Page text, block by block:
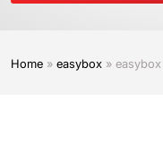
Home » easybox »